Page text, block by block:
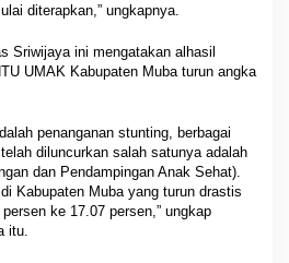
diterapkan,” ungkapnya.
Sriwijaya ini mengatakan alhasil
UMAK Kabupaten Muba turun angka
penanganan stunting, berbagai
diluncurkan salah satunya adalah
dan Pendampingan Anak Sehat).
Kabupaten Muba yang turun drastis
ke 17.07 persen,” ungkap
itu.